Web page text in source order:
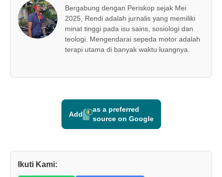
Bergabung dengan Periskop sejak Mei
2025, Rendi adalah jurnalis yang memiliki
minat tinggi pada isu sains, sosiologi dan
teologi. Mengendarai sepeda motor adalah
terapi utama di banyak waktu luangnya.
Add
as a preferred
source on Google
Ikuti Kami: